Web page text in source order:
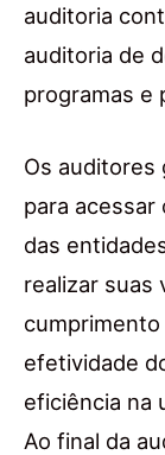
auditoria
auditoria de
programas e
Os auditores
para
das
realizar suas
efetividade
eficiência na
Ao final da